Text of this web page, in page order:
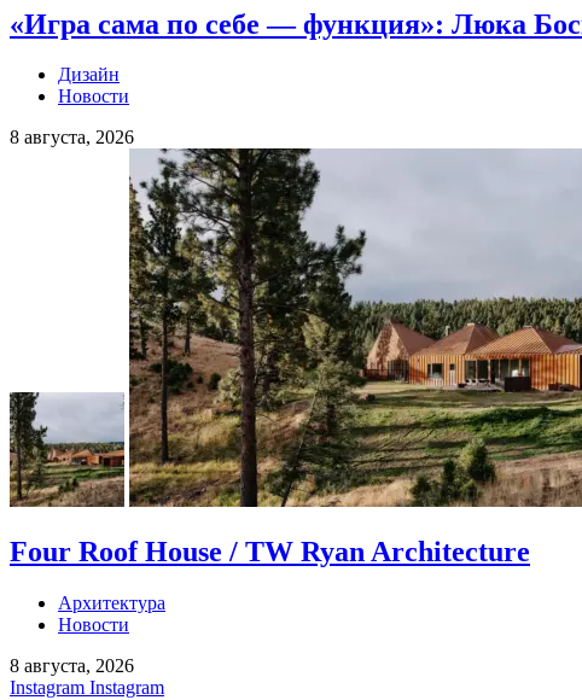
«Игра сама по себе — функция»: Люка
Дизайн
Новости
8 августа, 2026
Four Roof House / TW Ryan Architecture
Архитектура
Новости
8 августа, 2026
Instagram Instagram